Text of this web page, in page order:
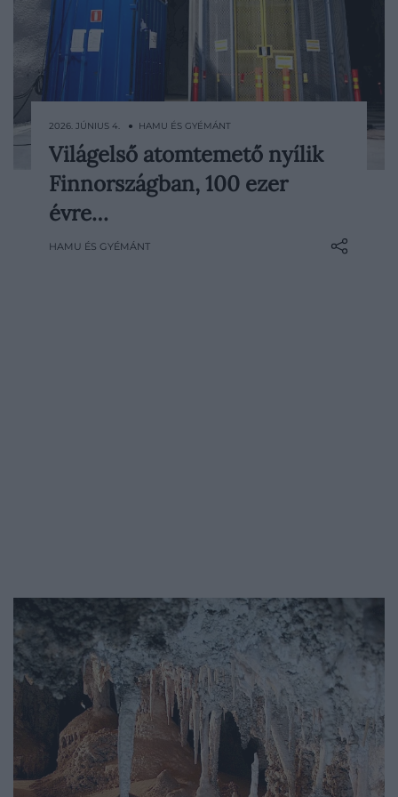
Több mint 400 méterrel a föld alatt,
Finnország délnyugati részén hamarosan
működésbe léphet a világ első végleges
nukleáris fűtőelemek számára építettek.
2026. JÚNIUS 4. ● HAMU ÉS GYÉMÁNT
Világelső atomtemető nyílik
Finnországban, 100 ezer
évre…
HAMU ÉS GYÉMÁNT